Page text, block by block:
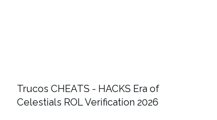
Trucos CHEATS - HACKS Era of
Celestials ROL Verification 2026